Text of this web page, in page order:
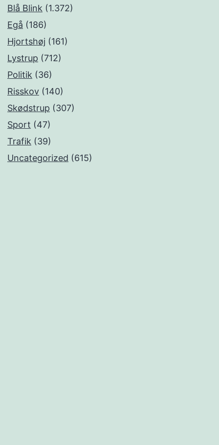
Blå Blink (1.372)
Egå (186)
Hjortshøj (161)
Lystrup (712)
Politik (36)
Risskov (140)
Skødstrup (307)
Sport (47)
Trafik (39)
Uncategorized (615)